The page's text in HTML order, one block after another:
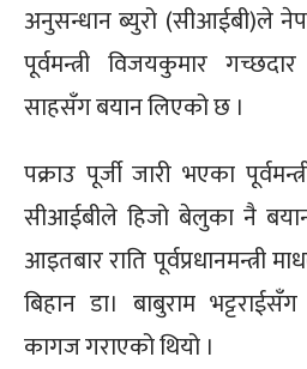
अनुसन्धान ब्युरो (सीआईबी)ले
पूर्वमन्त्री विजयकुमार
साहसँग बयान लिएको छ ।
पक्राउ पूर्जी जारी भएका
सीआईबीले हिजो बेलुका नै
आइतबार राति पूर्वप्रधानमन्त्री
बिहान डा। बाबुराम
कागज गराएको थियो ।